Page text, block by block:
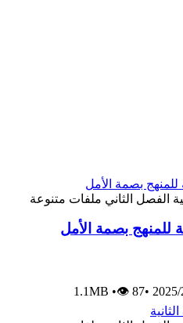
الفصل الثاني ملفات متنوعة
للمنهج بصمة الأمل
•
1.1MB •👁 87